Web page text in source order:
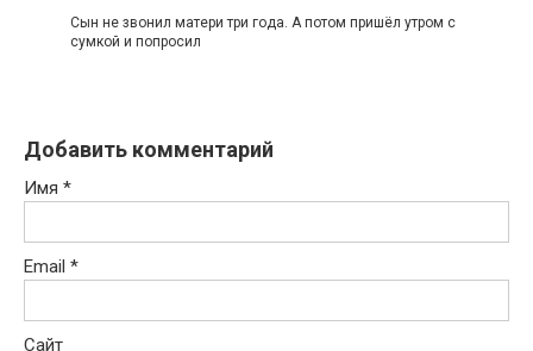
Сын не звонил матери три года. А потом пришёл утром с
сумкой и попросил
Добавить комментарий
Имя *
Email *
Сайт